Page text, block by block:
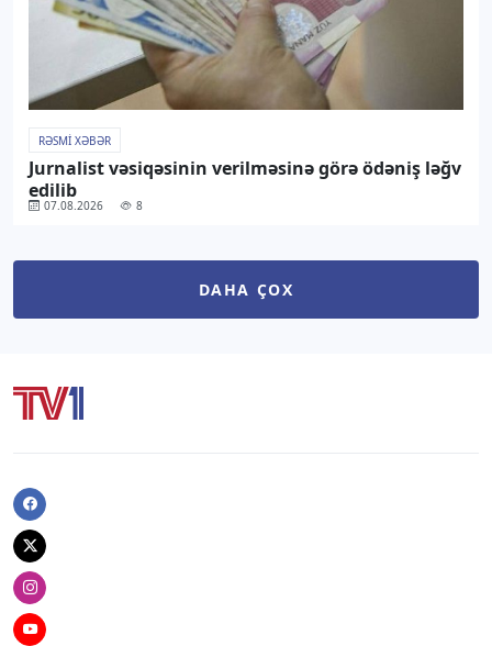
RƏSMI XƏBƏR
Jurnalist vəsiqəsinin verilməsinə görə ödəniş ləğv
edilib
07.08.2026 8
DAHA ÇOX
Facebook
Twitter
Instagram
Youtube